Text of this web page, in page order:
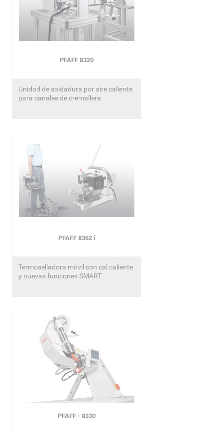
PFAFF 8320
Unidad de soldadura por aire caliente
para canales de cremallera
PFAFF 8362 i
Termoselladora móvil con cal caliente
y nuevas funciones SMART
PFAFF - 8330